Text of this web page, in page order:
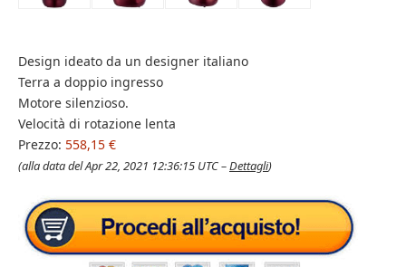
Design ideato da un designer italiano
Terra a doppio ingresso
Motore silenzioso.
Velocità di rotazione lenta
Prezzo: 558,15 €
(alla data del Apr 22, 2021 12:36:15 UTC –Dettagli)